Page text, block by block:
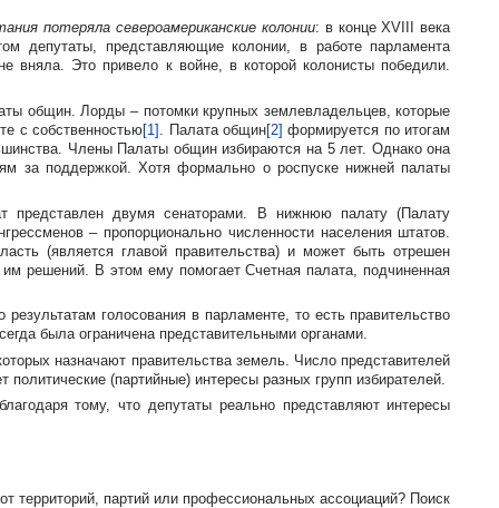
потеряла североамериканские колонии: в конце XVIII века
депутаты, представляющие колонии, в работе парламента
вняла. Это привело к войне, в которой колонисты победили.
общин. Лорды – потомки крупных землевладельцев, которые
с собственностью[1] . Палата общин[2] формируется по итогам
Члены Палаты общин избираются на 5 лет. Однако она
за поддержкой. Хотя формально о роспуске нижней палаты
представлен двумя сенаторами. В нижнюю палату (Палату
– пропорционально численности населения штатов.
(является главой правительства) и может быть отрешен
решений. В этом ему помогает Счетная палата, подчиненная
голосования в парламенте, то есть правительство
была ограничена представительными органами.
назначают правительства земель. Число представителей
(партийные) интересы разных групп избирателей.
тому, что депутаты реально представляют интересы
территорий, партий или профессиональных ассоциаций? Поиск